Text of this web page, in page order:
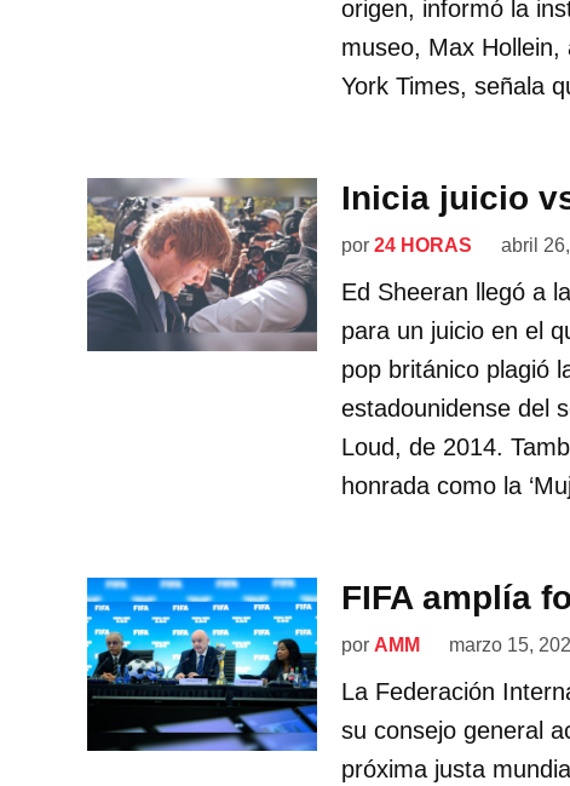
origen, informó la
museo, Max
York Times, señala
Inicia juicio
por 24 HORAS abril
Ed Sheeran llegó a
para un juicio en el
pop británico plagió
estadounidense del
Loud, de 2014.
honrada como la
FIFA amplía
por AMM marzo 15,
La Federación
su consejo general
próxima justa